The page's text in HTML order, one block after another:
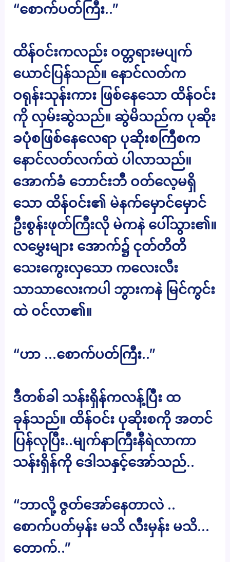
“စောက်ပတ်ကြီး..”
ထိန်ဝင်းကလည်း ဝတ္တရားမပျက်
ယောင်ပြန်သည်။ နောင်လတ်က
ဝရုန်းသုန်းကား ဖြစ်နေသော ထိန်ဝင်း
ကို လှမ်းဆွဲသည်။ ဆွဲမိသည်က ပုဆိုး
ခပုံစဖြစ်နေလေရာ ပုဆိုးစကြီစက
နောင်လတ်လက်ထဲ ပါလာသည်။
အောက်ခံ ဘောင်းဘီ ဝတ်လေ့မရှိ
သော ထိန်ဝင်း၏ မဲနက်မှောင်မှောင်
ဦးစွန်းဖုတ်ကြီးလို မဲကနဲ ပေါ်သွား၏။
လမွှေးများ အောက်၌ ငုတ်တိတိ
သေးကွေးလှသော ကလေးလီး
သာသာလေးကပါ ဘွားကနဲ မြင်ကွင်း
ထဲ ဝင်လာ၏။
“ဟာ …စောက်ပတ်ကြီး..”
ဒီတစ်ခါ သန်းရှိန်ကလန့်ပြီး ထ
ခုန်သည်။ ထိန်ဝင်း ပုဆိုးစကို အတင်
ပြန်လုပြီး..မျက်နာကြီးနီရဲလာကာ
သန်းရှိန်ကို ဒေါသနှင့်အော်သည်..
“ဘာလို့ ဇွတ်အော်နေတာလဲ ..
စောက်ပတ်မှန်း မသိ လီးမှန်း မသိ…
တောက်..”